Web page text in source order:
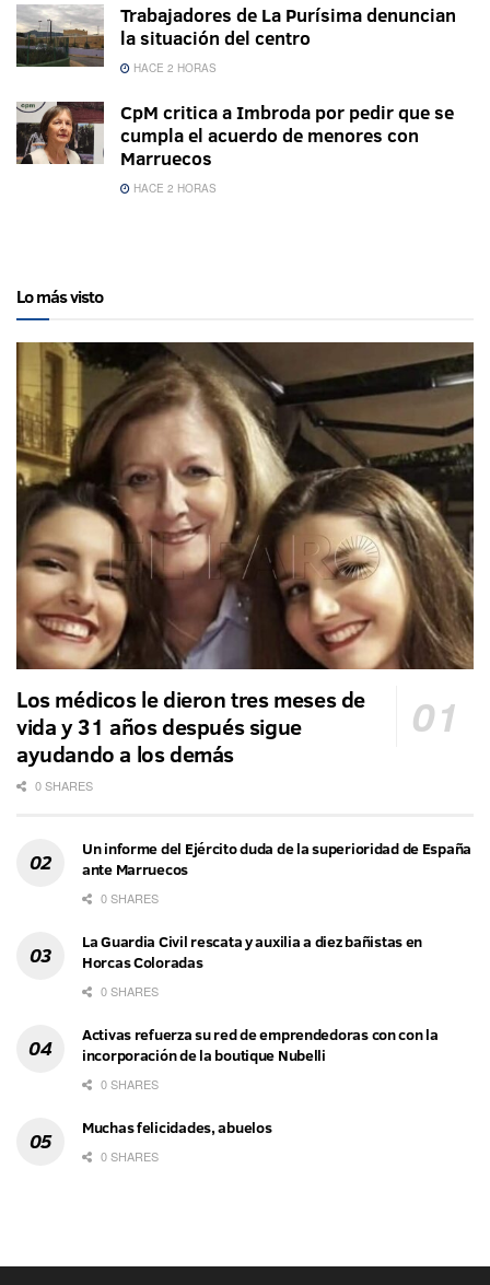
Trabajadores de La Purísima denuncian
la situación del centro
HACE 2 HORAS
CpM critica a Imbroda por pedir que se
cumpla el acuerdo de menores con
Marruecos
HACE 2 HORAS
Lo más visto
Los médicos le dieron tres meses de
vida y 31 años después sigue
ayudando a los demás
0 SHARES
Un informe del Ejército duda de la superioridad de España
ante Marruecos
0 SHARES
La Guardia Civil rescata y auxilia a diez bañistas en
Horcas Coloradas
0 SHARES
Activas refuerza su red de emprendedoras con con la
incorporación de la boutique Nubelli
0 SHARES
Muchas felicidades, abuelos
0 SHARES